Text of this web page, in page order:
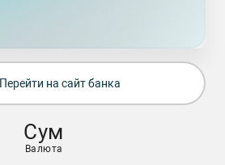
Перейти на сайт банка
Сум
Валюта